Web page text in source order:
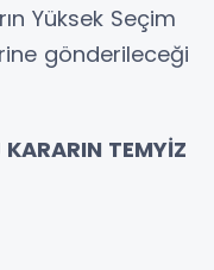
Yüksek Seçim
gönderileceği
KARARIN TEMYİZ